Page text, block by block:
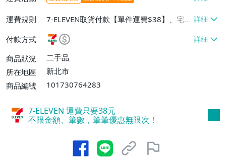
運費規則
7-ELEVEN取貨付款【單件運費$38】、宅
配/貨運【單件運費$180】、郵局掛號【單
件運費$100】
付款方式
商品狀況
二手品
所在地區
新北市
商品編號
101730764283
7-ELEVEN 運費只要38元
不限金額、筆數，筆筆優惠無限次！